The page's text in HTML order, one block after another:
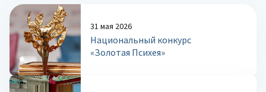
31 мая 2026
Национальный конкурс
«Золотая Психея»